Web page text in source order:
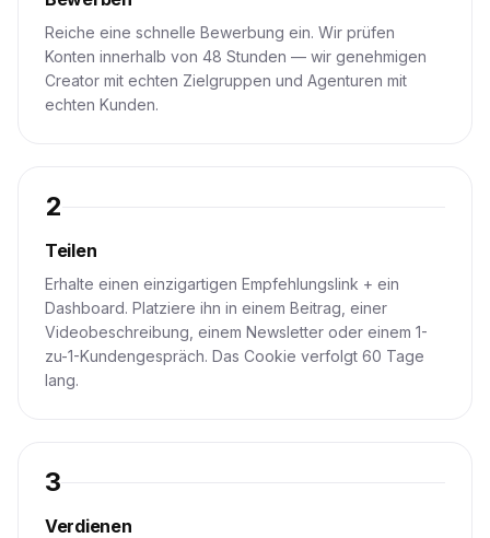
Reiche eine schnelle Bewerbung ein. Wir prüfen
Konten innerhalb von 48 Stunden — wir genehmigen
Creator mit echten Zielgruppen und Agenturen mit
echten Kunden.
2
Teilen
Erhalte einen einzigartigen Empfehlungslink + ein
Dashboard. Platziere ihn in einem Beitrag, einer
Videobeschreibung, einem Newsletter oder einem 1-
zu-1-Kundengespräch. Das Cookie verfolgt 60 Tage
lang.
3
Verdienen